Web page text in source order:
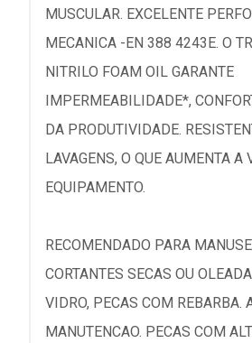
MUSCULAR. EXCELENTE
MECANICA -EN 388 4243E. O
NITRILO FOAM OIL GARANTE
IMPERMEABILIDADE*,
DA PRODUTIVIDADE.
LAVAGENS, O QUE AUMENTA A
EQUIPAMENTO.
RECOMENDADO PARA
CORTANTES SECAS OU
VIDRO, PECAS COM REBARBA.
MANUTENCAO. PECAS COM